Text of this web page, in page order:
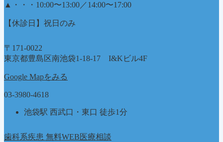
▲ ・・・10:00〜13:00／14:00〜17:00
【休診日】祝日のみ
〒171-0022
東京都豊島区南池袋1-18-17 I&Kビル4F
Google Mapをみる
03-3980-4618
池袋駅 西武口・東口 徒歩1分
歯科系疾患 無料WEB医療相談